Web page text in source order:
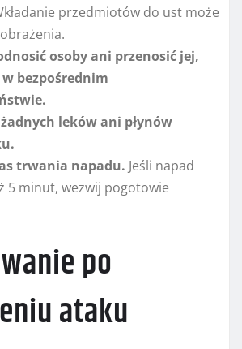
przedmiotów do ust może
osoby ani przenosić jej,
bezpośrednim
leków ani płynów
trwania napadu. Jeśli napad
5 minut, wezwij pogotowie
po
ataku